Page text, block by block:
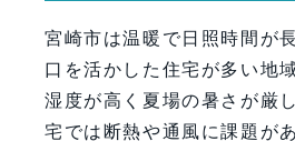
宮崎市は温暖で日照時間が
口を活かした住宅が多い地
湿度が高く夏場の暑さが厳
宅では断熱や通風に課題が